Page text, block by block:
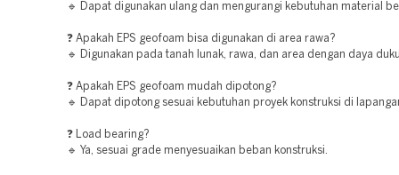
🔹 Dapat digunakan ulang dan mengurangi kebutuhan material
❓ Apakah EPS geofoam bisa digunakan di area rawa?
🔹 Digunakan pada tanah lunak, rawa, dan area dengan daya
❓ Apakah EPS geofoam mudah dipotong?
🔹 Dapat dipotong sesuai kebutuhan proyek konstruksi di
❓ Load bearing?
🔹 Ya, sesuai grade menyesuaikan beban konstruksi.